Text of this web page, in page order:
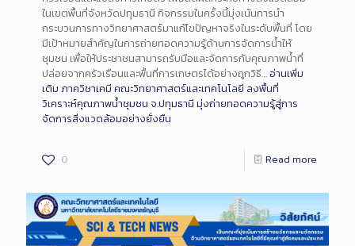
ในเขตพื้นที่จังหวัดปทุมธานี กิจกรรมในครั้งนี้มุ่งเน้นการนำ
กระบวนการทางวิทยาศาสตร์มาแก้ไขปัญหาจริงในระดับพื้นที่ โดย
มีเป้าหมายสำคัญในการถ่ายทอดความรู้ด้านการจัดการน้ำให้
ชุมชน เพื่อให้ประชาชนสามารถรับมือและจัดการกับคุณภาพน้ำที่
ปล่อยจากครัวเรือนและพื้นที่การเกษตรได้อย่างถูกวิธี…อ่านเพิ่ม
เติม ภาควิชาเคมี คณะวิทยาศาสตร์และเทคโนโลยี ลงพื้นที่
วิเคราะห์คุณภาพน้ำชุมชน จ.ปทุมธานี มุ่งถ่ายทอดความรู้สู่การ
จัดการสิ่งแวดล้อมอย่างยั่งยืน
0 Read more